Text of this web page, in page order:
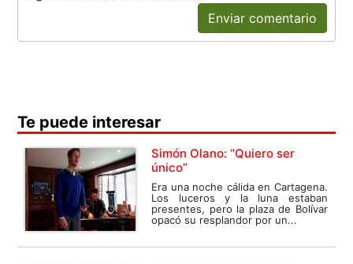
Enviar comentario
Te puede interesar
Simón Olano: “Quiero ser
único”
Era una noche cálida en Cartagena.
Los luceros y la luna estaban
presentes, pero la plaza de Bolívar
opacó su resplandor por un...